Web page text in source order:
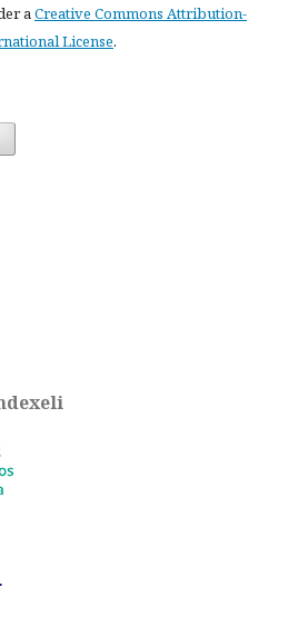
aCreative Commons Attribution-
License.